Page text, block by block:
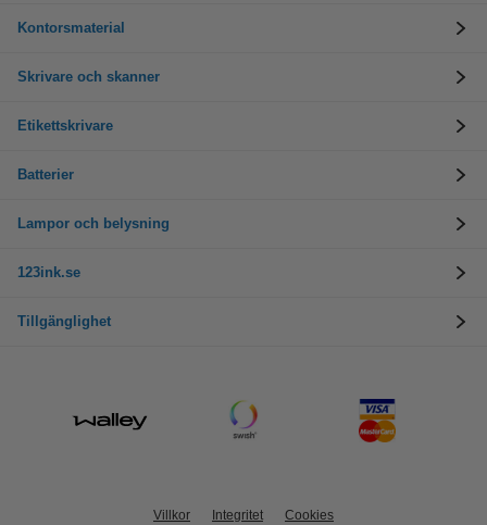
Kontorsmaterial
Skrivare och skanner
Etikettskrivare
Batterier
Lampor och belysning
123ink.se
Tillgänglighet
Villkor Integritet Cookies